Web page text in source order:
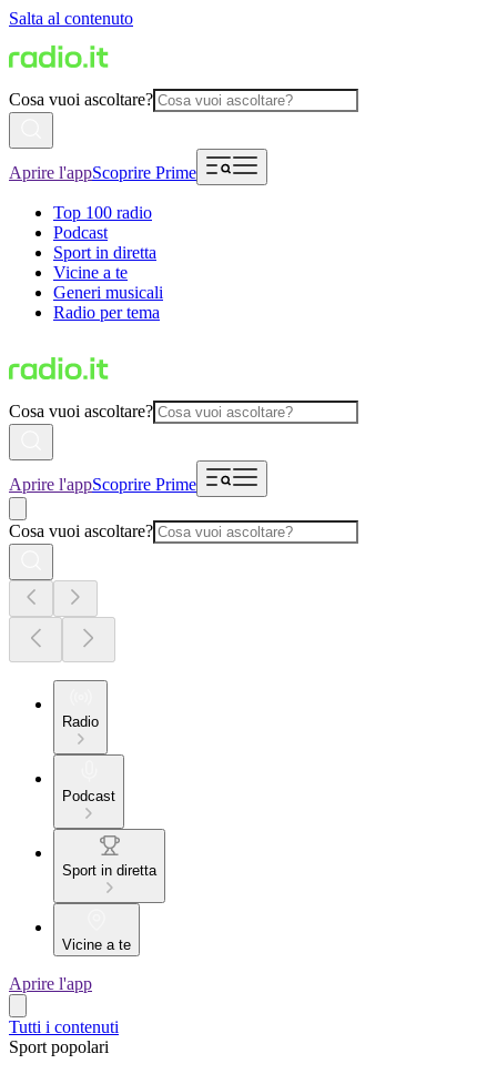
Salta al contenuto
Cosa vuoi ascoltare?
Aprire l'appScoprire Prime
Top 100 radio
Podcast
Sport in diretta
Vicine a te
Generi musicali
Radio per tema
Cosa vuoi ascoltare?
Aprire l'appScoprire Prime
Cosa vuoi ascoltare?
Radio
Podcast
Sport in diretta
Vicine a te
Aprire l'app
Tutti i contenuti
Sport popolari